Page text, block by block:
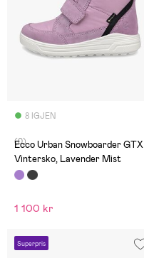
8 IGJEN
(0)
Ecco Urban Snowboarder GTX
Vintersko, Lavender Mist
1 100 kr
Superpris